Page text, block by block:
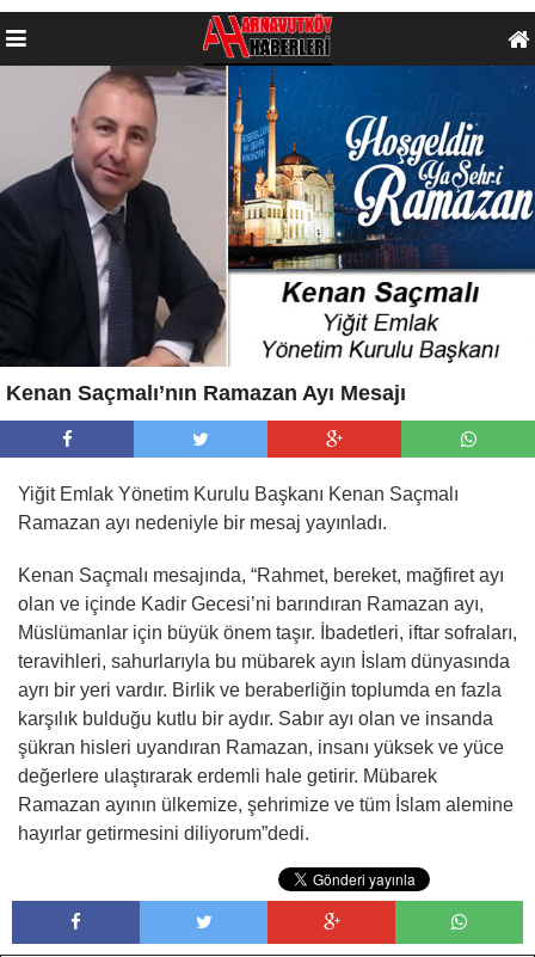
Kenan Saçmalı’nın Ramazan Ayı Mesajı
Yiğit Emlak Yönetim Kurulu Başkanı Kenan Saçmalı
Ramazan ayı nedeniyle bir mesaj yayınladı.
Kenan Saçmalı mesajında, “Rahmet, bereket, mağfiret ayı
olan ve içinde Kadir Gecesi’ni barındıran Ramazan ayı,
Müslümanlar için büyük önem taşır. İbadetleri, iftar sofraları,
teravihleri, sahurlarıyla bu mübarek ayın İslam dünyasında
ayrı bir yeri vardır. Birlik ve beraberliğin toplumda en fazla
karşılık bulduğu kutlu bir aydır. Sabır ayı olan ve insanda
şükran hisleri uyandıran Ramazan, insanı yüksek ve yüce
değerlere ulaştırarak erdemli hale getirir. Mübarek
Ramazan ayının ülkemize, şehrimize ve tüm İslam alemine
hayırlar getirmesini diliyorum”dedi.